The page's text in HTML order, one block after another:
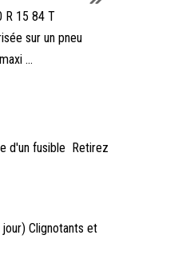
R 15 84 T
sur un pneu
...
d'un fusible Retirez
Clignotants et